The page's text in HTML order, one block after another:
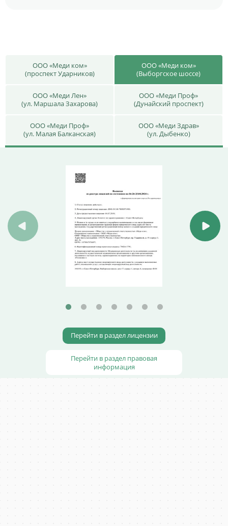
ООО «Меди ком»
(проспект Ударников)
ООО «Меди ком»
(Выборгское шоссе)
ООО «Меди Лен»
(ул. Маршала Захарова)
ООО «Меди Проф»
(Дунайский проспект)
ООО «Меди Проф»
(ул. Малая Балканская)
ООО «Меди Здрав»
(ул. Дыбенко)
Перейти в раздел лицензии
Перейти в раздел правовая
информация